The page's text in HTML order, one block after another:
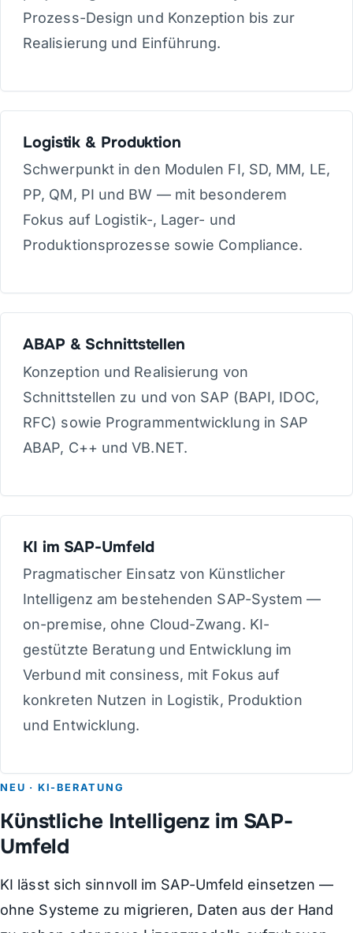
Prozess-Design und Konzeption bis zur
Realisierung und Einführung.
Logistik & Produktion
Schwerpunkt in den Modulen FI, SD, MM, LE,
PP, QM, PI und BW — mit besonderem
Fokus auf Logistik-, Lager- und
Produktionsprozesse sowie Compliance.
ABAP & Schnittstellen
Konzeption und Realisierung von
Schnittstellen zu und von SAP (BAPI, IDOC,
RFC) sowie Programmentwicklung in SAP
ABAP, C++ und VB.NET.
KI im SAP-Umfeld
Pragmatischer Einsatz von Künstlicher
Intelligenz am bestehenden SAP-System —
on-premise, ohne Cloud-Zwang. KI-
gestützte Beratung und Entwicklung im
Verbund mit consiness, mit Fokus auf
konkreten Nutzen in Logistik, Produktion
und Entwicklung.
NEU · KI-BERATUNG
Künstliche Intelligenz im SAP-
Umfeld
KI lässt sich sinnvoll im SAP-Umfeld einsetzen —
ohne Systeme zu migrieren, Daten aus der Hand